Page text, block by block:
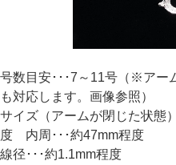
号数目安･･･7～11号（※アー
も対応します。画像参照）
サイズ（アームが閉じた状態
度 内周･･･約47mm程度
線径･･･約1.1mm程度